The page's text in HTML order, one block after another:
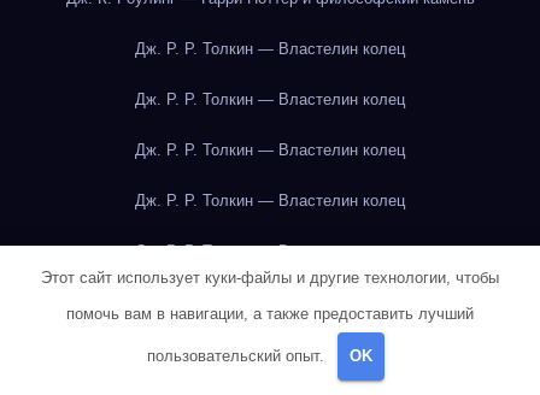
Дж. Р. Р. Толкин — Властелин колец
Дж. Р. Р. Толкин — Властелин колец
Дж. Р. Р. Толкин — Властелин колец
Дж. Р. Р. Толкин — Властелин колец
Дж. Р. Р. Толкин — Властелин колец
Дж. Р. Р. Толкин — Властелин колец
Этот сайт использует куки-файлы и другие технологии, чтобы
помочь вам в навигации, а также предоставить лучший
пользовательский опыт. OK